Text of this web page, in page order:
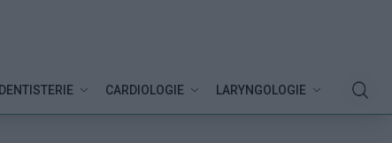
DENTISTERIE CARDIOLOGIE LARYNGOLOGIE